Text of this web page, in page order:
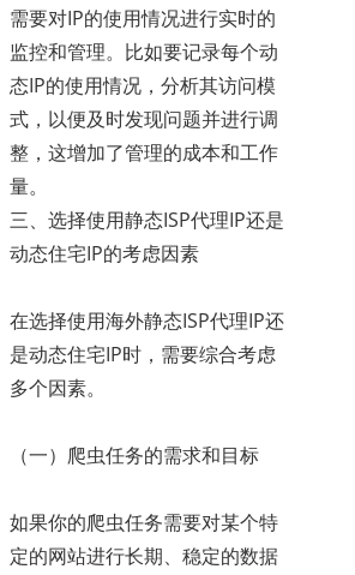
需要对IP的使用情况进行实时的
监控和管理。比如要记录每个动
态IP的使用情况，分析其访问模
式，以便及时发现问题并进行调
整，这增加了管理的成本和工作
量。
三、选择使用静态ISP代理IP还是
动态住宅IP的考虑因素
在选择使用海外静态ISP代理IP还
是动态住宅IP时，需要综合考虑
多个因素。
（一）爬虫任务的需求和目标
如果你的爬虫任务需要对某个特
定的网站进行长期、稳定的数据